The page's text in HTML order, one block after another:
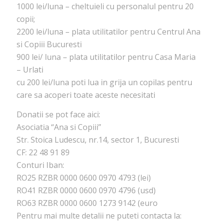
1000 lei/luna – cheltuieli cu personalul pentru 20
copii;
2200 lei/luna – plata utilitatilor pentru Centrul Ana
si Copiii Bucuresti
900 lei/ luna – plata utilitatilor pentru Casa Maria
– Urlati
cu 200 lei/luna poti lua in grija un copilas pentru
care sa acoperi toate aceste necesitati
Donatii se pot face aici:
Asociatia “Ana si Copiii”
Str. Stoica Ludescu, nr.14, sector 1, Bucuresti
CF: 22 48 91 89
Conturi Iban:
RO25 RZBR 0000 0600 0970 4793 (lei)
RO41 RZBR 0000 0600 0970 4796 (usd)
RO63 RZBR 0000 0600 1273 9142 (euro
Pentru mai multe detalii ne puteti contacta la: